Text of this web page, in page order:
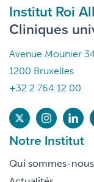
Institut Roi
Cliniques
Avenue Mounier
1200 Bruxelles
+32 2 764 12 00
Notre Institut
Qui sommes-